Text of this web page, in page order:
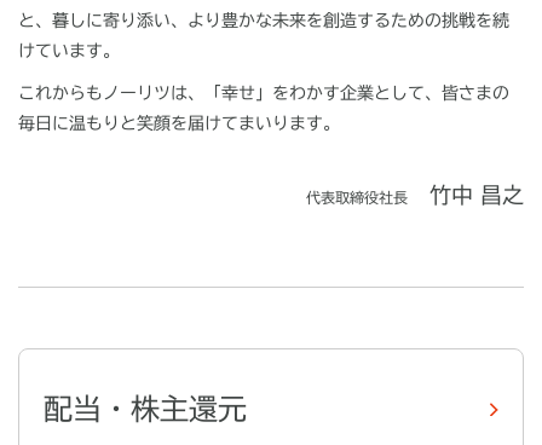
と、暮しに寄り添い、より豊かな未来を創造するための挑戦を続
けています。
これからもノーリツは、「幸せ」をわかす企業として、皆さまの
毎日に温もりと笑顔を届けてまいります。
代表取締役社長 竹中 昌之
配当・株主還元